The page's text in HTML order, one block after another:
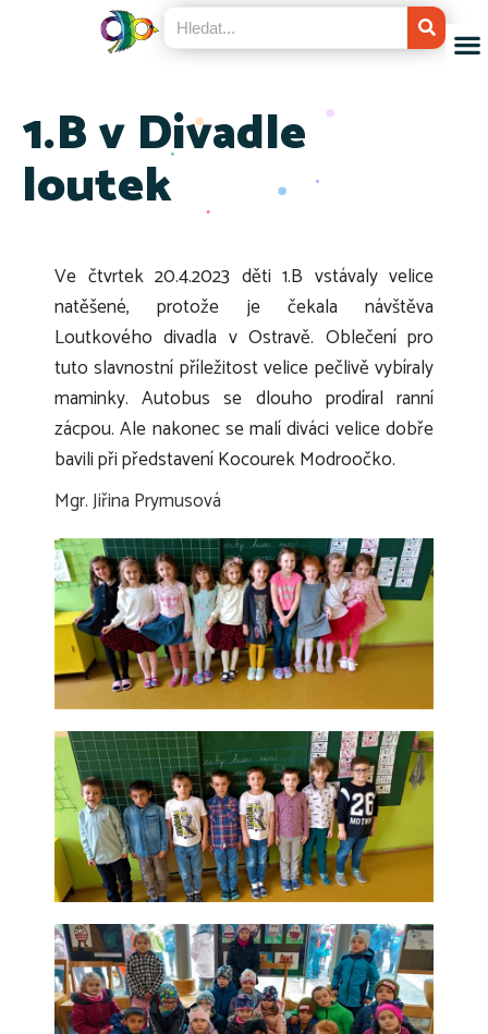
1.B v Divadle
loutek
Ve čtvrtek 20.4.2023 děti 1.B vstávaly velice
natěšené, protože je čekala návštěva
Loutkového divadla v Ostravě. Oblečení pro
tuto slavnostní příležitost velice pečlivě vybíraly
maminky. Autobus se dlouho prodíral ranní
zácpou. Ale nakonec se malí diváci velice dobře
bavili při představení Kocourek Modroočko.
Mgr. Jiřina Prymusová